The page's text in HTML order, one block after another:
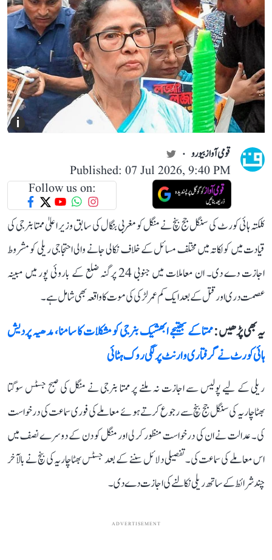
i
قومی آواز بیورو
Published: 07 Jul 2026, 9:40 PM
Follow us on:
کلکتہ ہائی کورٹ کی سنگل جج بنچ نے منگل کو مغربی بنگال کی سابق وزیر اعلیٰ ممتا بنرجی کی
قیادت میں کولکاتہ میں مختلف مسائل کے خلاف نکالی جانے والی احتجاجی ریلی کو مشروط
اجازت دے دی۔ ان معاملات میں جنوبی 24 پرگنہ ضلع کے باروئی پور میں مبینہ
عصمت دری اور قتل کے بعد ایک کم عمر لڑکی کی موت کا واقعہ بھی شامل ہے۔
یہ بھی پڑھیں :ممتا کے بھتیجے ابھشیک بنرجی کو مشکلات کا سامنا، مدھیہ پردیش
ہائی کورٹ نے گرفتاری وارنٹ پر لگی روک ہٹائی
ریلی کے لیے پولیس سے اجازت نہ ملنے پر ممتا بنرجی نے منگل کی صبح جسٹس سوگتا
بھٹاچاریہ کی سنگل جج بنچ سے رجوع کرتے ہوئے معاملے کی فوری سماعت کی درخواست
کی۔ عدالت نے ان کی درخواست منظور کر لی اور منگل کو دن کے دوسرے نصف میں
اس معاملے کی سماعت کی۔ تفصیلی دلائل سننے کے بعد جسٹس بھٹاچاریہ کی بنچ نے بالآخر
چند شرائط کے ساتھ ریلی نکالنے کی اجازت دے دی۔
ADVERTISEMENT